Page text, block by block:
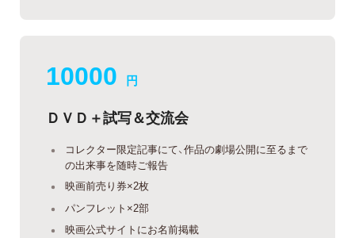
10000 円
ＤＶＤ＋試写＆交流会
コレクター限定記事にて、作品の劇場公開に至るまで
の出来事を随時ご報告
映画前売り券×2枚
パンフレット×2部
映画公式サイトにお名前掲載